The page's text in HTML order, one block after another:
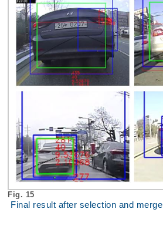
Fig. 15
Final result after selection and merge